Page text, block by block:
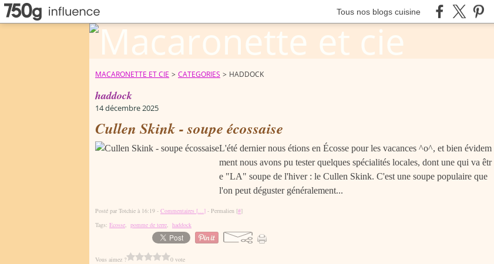
Tous nos blogs cuisine
MACARONETTE ET CIE > CATEGORIES > HADDOCK
haddock
14 décembre 2025
Cullen Skink - soupe écossaise
L'été dernier nous étions en Écosse pour les vacances ^o^, et bien évidem
ment nous avons pu tester quelques spécialités locales, dont une qui va êtr
e "LA" soupe de l'hiver : le Cullen Skink. C'est une soupe populaire que
l'on peut déguster généralement...
Posté par Totchie à 16:19 - Commentaires […] - Permalien [#]
Tags: Ecosse, pomme de terre, haddock
Vous aimez ? 0 vote